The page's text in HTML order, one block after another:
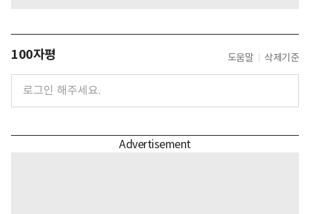
100자평 도움말 삭제기준